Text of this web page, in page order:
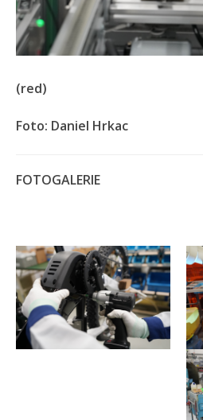
(red)
Foto: Daniel Hrkac
FOTOGALERIE